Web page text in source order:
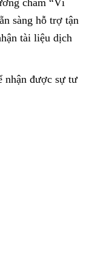
châm “Vì
sàng hỗ trợ tận
tài liệu dịch
nhận được sự tư